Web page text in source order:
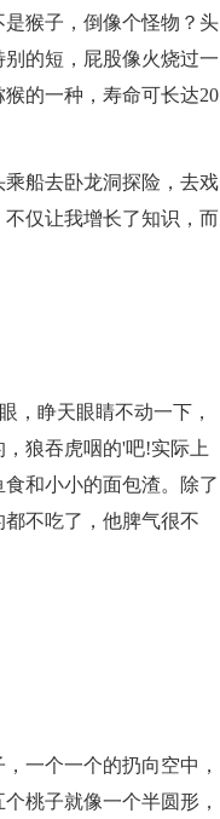
猴子，倒像个怪物？头
的短，屁股像火烧过一
的一种，寿命可长达20
船去卧龙洞探险，去戏
仅让我增长了知识，而
，睁天眼睛不动一下，
狼吞虎咽的'吧!实际上
和小小的面包渣。除了
不吃了，他脾气很不
一个一个的扔向空中，
桃子就像一个半圆形，